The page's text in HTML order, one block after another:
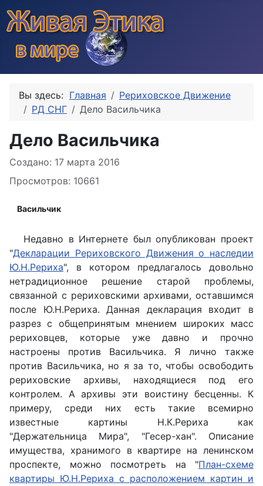
Вы здесь: Главная
Рериховское Движение
РД СНГ
Дело Васильчика
Дело Васильчика
Информация о материале
Создано: 17 марта 2016
Просмотров: 10661
Васильчик
Недавно в Интернете был опубликован проект
"Декларации Рериховского Движения о наследии
Ю.Н.Рериха", в котором предлагалось довольно
нетрадиционное решение старой проблемы,
связанной с рериховскими архивами, оставшимся
после Ю.Н.Рериха. Данная декларация входит в
разрез с общепринятым мнением широких масс
рериховцев, которые уже давно и прочно
настроены против Васильчика. Я лично также
против Васильчика, но я за то, чтобы освободить
рериховские архивы, находящиеся под его
контролем. А архивы эти воистину бесценны. К
примеру, среди них есть такие всемирно
известные картины Н.К.Рериха как
"Держательница Мира", "Гесер-хан". Описание
имущества, хранимого в квартире на ленинском
проспекте, можно посмотреть на "План-схеме
квартиры Ю.Н.Рериха с расположением картин и